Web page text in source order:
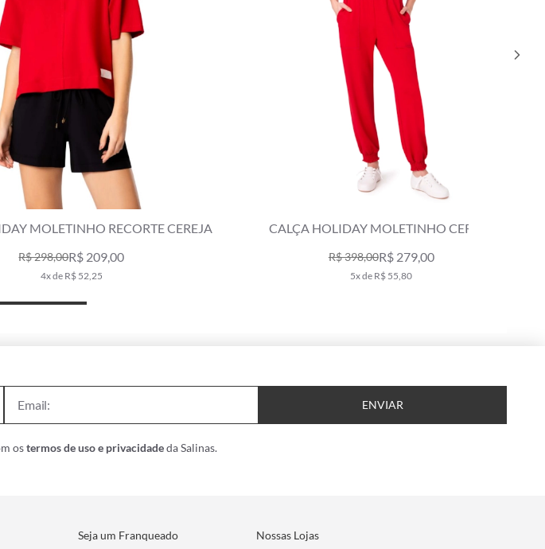
STRIPE VERMELHO
R$ 239,00
BLUSA HOLIDAY MOLETINHO FUCSIA
R$ 269,00
ENVIAR
ostermos de uso e privacidadeda Salinas.
Seja um Franqueado Nossas Lojas